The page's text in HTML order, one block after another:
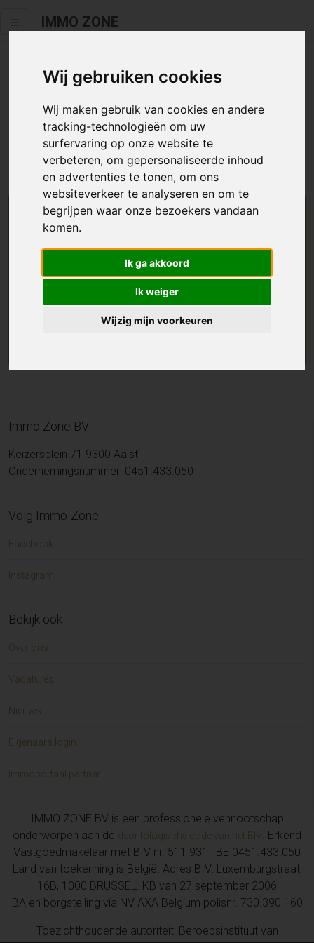
Wij gebruiken cookies
Wij maken gebruik van cookies en andere
tracking-technologieën om uw
surfervaring op onze website te
verbeteren, om gepersonaliseerde inhoud
en advertenties te tonen, om ons
websiteverkeer te analyseren en om te
begrijpen waar onze bezoekers vandaan
komen.
Ik ga akkoord
Ik weiger
Wijzig mijn voorkeuren
IMMO ZONE
Helaas staat dit zoekertje niet
meer online.
Neem zeker een kijkje in ons aanbod te koop
We helpen u graag zoeken
Maak hier een zoekprofiel aan en we houden u op
de hoogte van passend aanbod.
Immo Zone BV
Keizersplein 71 9300 Aalst
Ondernemingsnummer: 0451.433.050
Volg Immo-Zone
Facebook
Instagram
Bekijk ook
Over ons
Vacatures
Nieuws
Eigenaars login
Immoportaal partner
IMMO ZONE BV is een professionele vennootschap
onderworpen aan de deontologische code van het BIV. Erkend
Vastgoedmakelaar met BIV nr. 511 931 | BE 0451.433.050
Land van toekenning is België. Adres BIV: Luxemburgstraat,
16B, 1000 BRUSSEL. KB van 27 september 2006
BA en borgstelling via NV AXA Belgium polisnr. 730.390.160
Toezichthoudende autoriteit: Beroepsinstituut van